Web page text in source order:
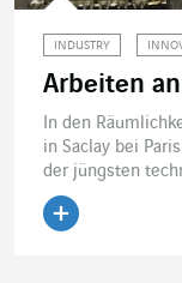
INDUSTRY
Arbeiten
In den
in Saclay bei
der jüngsten